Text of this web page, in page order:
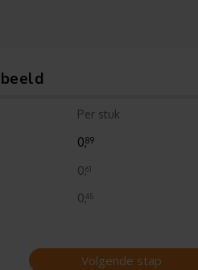
Per stuk
0,89
0,61
0,45
Volgende stap